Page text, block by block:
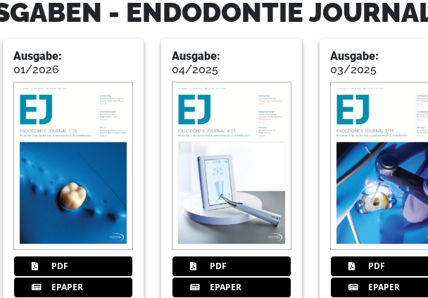
Pr
41
42Dgendo
- ENDODONTIE
Ausgabe:
01/2026
PDF
EPAPER
Ausgabe:
04/2025
PDF
EPAPER
Ausgabe:
03/2025
PDF
EPAPER